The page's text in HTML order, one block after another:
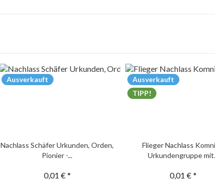
Ausverkauft
Nachlass Schäfer Urkunden, Orden,
Pionier -...
0,01 € *
Ausverkauft
TIPP!
Flieger Nachlass
Urkundengruppe
0,01 € *